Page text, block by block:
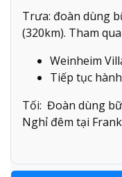
Trưa: đoàn dùng
(320km). Tham
Weinheim
Tiếp tục
Tối: Đoàn dùng
Nghỉ đêm tại